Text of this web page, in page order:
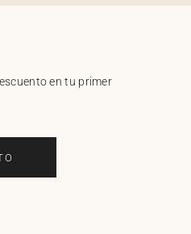
en tu primer